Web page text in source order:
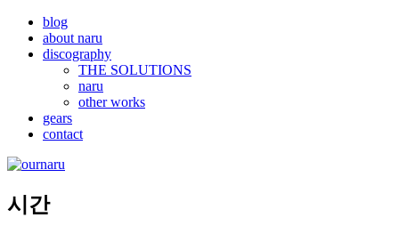
blog
about naru
discography
THE SOLUTIONS
naru
other works
gears
contact
시간